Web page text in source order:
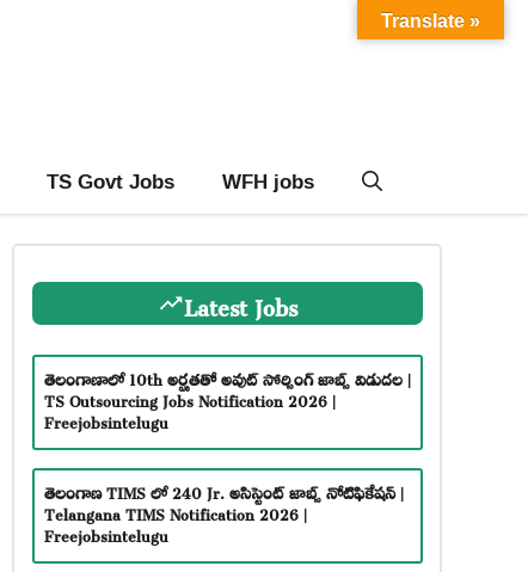
TS Govt Jobs WFH jobs
Latest Jobs
తెలంగాణాలో 10th అర్హతతో అవుట్ సోర్సింగ్ జాబ్స్ విడుదల |
TS Outsourcing Jobs Notification 2026 |
Freejobsintelugu
తెలంగాణ TIMS లో 240 Jr. అసిస్టెంట్ జాబ్స్ నోటిఫికేషన్ |
Telangana TIMS Notification 2026 |
Freejobsintelugu
Translate »